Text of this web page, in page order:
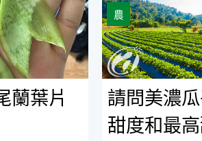
片濕濕的
蘭葉片
請問美濃瓜平均
農
請問美濃
甜度和最